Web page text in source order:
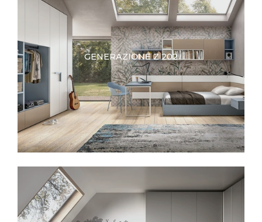
GENERAZIONE Z 202